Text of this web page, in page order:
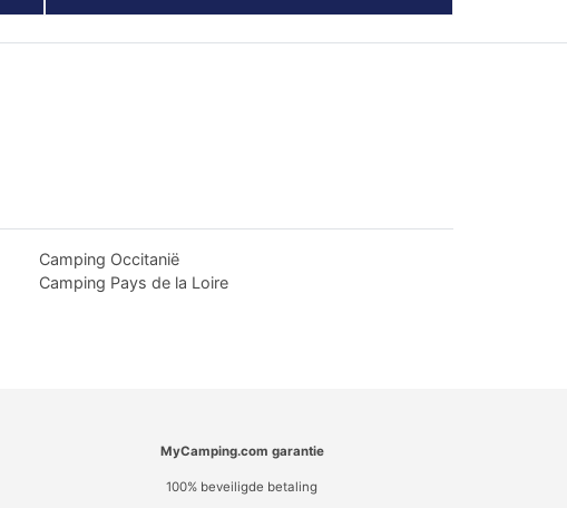
Camping Occitanië
Camping Pays de la Loire
MyCamping.com garantie
100% beveiligde betaling